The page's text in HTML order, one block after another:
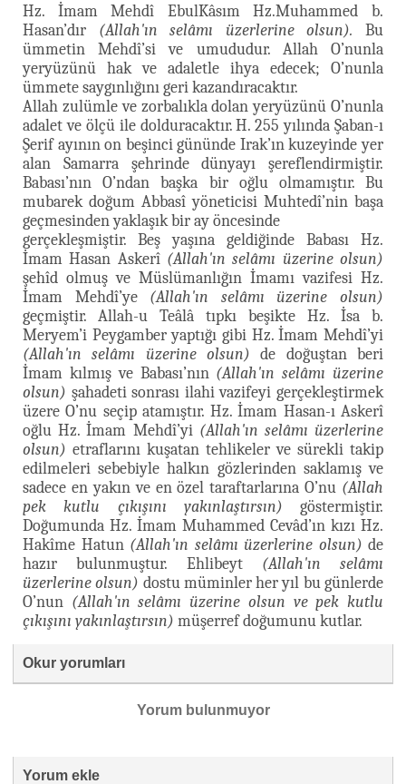
Hz. İmam Mehdî EbulKâsım Hz.Muhammed b.
Hasan’dır (Allah'ın selâmı üzerlerine olsun).Bu
ümmetin Mehdî’si ve umududur. Allah O’nunla
yeryüzünü hak ve adaletle ihya edecek; O’nunla
ümmete saygınlığını geri kazandıracaktır.
Allah zulümle ve zorbalıkla dolan yeryüzünü O’nunla
adalet ve ölçü ile dolduracaktır. H. 255 yılında Şaban-ı
Şerif ayının on beşinci gününde Irak’ın kuzeyinde yer
alan Samarra şehrinde dünyayı şereflendirmiştir.
Babası’nın O’ndan başka bir oğlu olmamıştır. Bu
mubarek doğum Abbasî yöneticisi Muhtedî’nin başa
geçmesinden yaklaşık bir ay öncesinde
gerçekleşmiştir. Beş yaşına geldiğinde Babası Hz.
İmam Hasan Askerî (Allah'ın selâmı üzerine olsun)
şehîd olmuş ve Müslümanlığın İmamı vazifesi Hz.
İmam Mehdî’ye (Allah'ın selâmı üzerine olsun)
geçmiştir. Allah-u Teâlâ tıpkı beşikte Hz. İsa b.
Meryem’i Peygamber yaptığı gibi Hz. İmam Mehdî’yi
(Allah'ın selâmı üzerine olsun) de doğuştan beri
İmam kılmış ve Babası’nın (Allah'ın selâmı üzerine
olsun) şahadeti sonrası ilahi vazifeyi gerçekleştirmek
üzere O’nu seçip atamıştır. Hz. İmam Hasan-ı Askerî
oğlu Hz. İmam Mehdî’yi (Allah'ın selâmı üzerlerine
olsun) etraflarını kuşatan tehlikeler ve sürekli takip
edilmeleri sebebiyle halkın gözlerinden saklamış ve
sadece en yakın ve en özel taraftarlarına O’nu (Allah
pek kutlu çıkışını yakınlaştırsın) göstermiştir.
Doğumunda Hz. İmam Muhammed Cevâd’ın kızı Hz.
Hakîme Hatun (Allah'ın selâmı üzerlerine olsun) de
hazır bulunmuştur. Ehlibeyt (Allah'ın selâmı
üzerlerine olsun) dostu müminler her yıl bu günlerde
O’nun (Allah'ın selâmı üzerine olsun ve pek kutlu
çıkışını yakınlaştırsın) müşerref doğumunu kutlar.
Okur yorumları
Yorum bulunmuyor
Yorum ekle